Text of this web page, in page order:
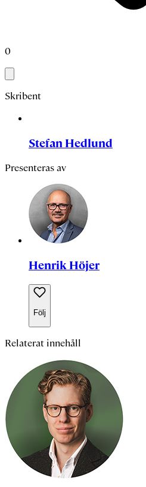
0
Skribent
Stefan Hedlund
Presenteras av
Henrik Höjer
Följ
Relaterat innehåll